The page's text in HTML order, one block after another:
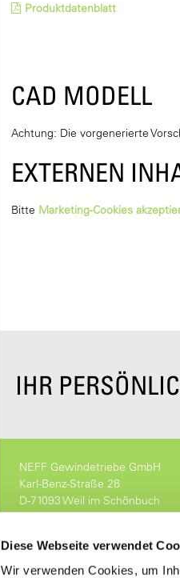
Diese Webseite verwendet
Wir verwenden Cookies, um
Produktdatenblatt
CAD MODELL
Achtung: Die vorgenerierte
EXTERNEN
Bitte Marketing-Cookies
IHR
NEFF Gewindetriebe GmbH
Karl-Benz-Straße 28
D-71093 Weil im Schönbuch
Tel.07157 53890-0